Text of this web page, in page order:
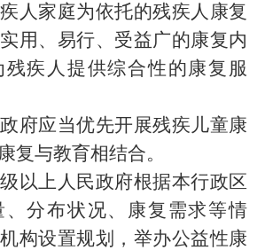
人家庭为依托的残疾人康复
用、易行、受益广的康复内
疾人提供综合性的康复服
府应当优先开展残疾儿童康
复与教育相结合。
以上人民政府根据本行政区
分布状况、康复需求等情
构设置规划，举办公益性康